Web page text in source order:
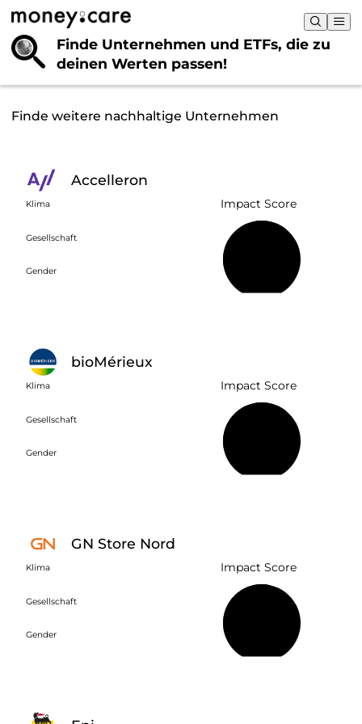
Finde Unternehmen und ETFs, die zu
deinen Werten passen!
Finde weitere nachhaltige Unternehmen
Accelleron
Klima
Gesellschaft
Gender
Impact Score
bioMérieux
Klima
Gesellschaft
Gender
Impact Score
GN Store Nord
Klima
Gesellschaft
Gender
Impact Score